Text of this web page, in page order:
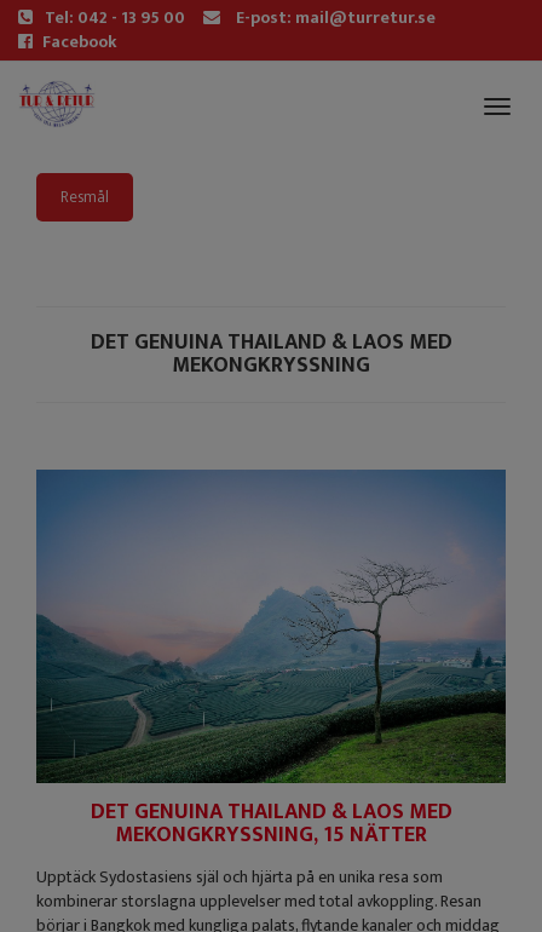
Tel: 042 - 13 95 00
E-post: mail@turretur.se
Facebook
Resmål
DET GENUINA THAILAND & LAOS MED
MEKONGKRYSSNING
DET GENUINA THAILAND & LAOS MED
MEKONGKRYSSNING, 15 NÄTTER
Upptäck Sydostasiens själ och hjärta på en unika resa som
kombinerar storslagna upplevelser med total avkoppling. Resan
börjar i Bangkok med kungliga palats, flytande kanaler och middag